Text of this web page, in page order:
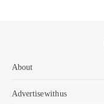
About
Advertise with us